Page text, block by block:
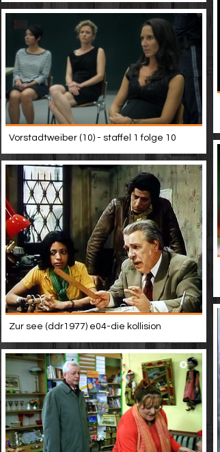
Vorstadtweiber (10) - staffel 1 folge 10
Zur see (ddr1977) e04-die kollision